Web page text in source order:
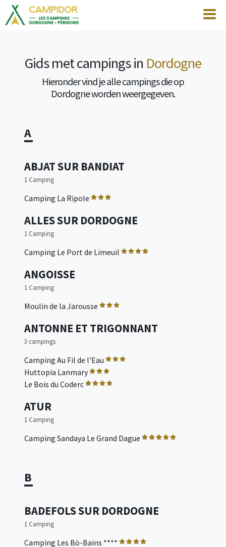
Gids met campings in Dordogne
Hieronder vind je alle campings die op
Dordogne worden weergegeven.
A
ABJAT SUR BANDIAT
1 Camping
Camping La Ripole
ALLES SUR DORDOGNE
1 Camping
Camping Le Port de Limeuil
ANGOISSE
1 Camping
Moulin de la Jarousse
ANTONNE ET TRIGONNANT
3 campings
Camping Au Fil de l'Eau
Huttopia Lanmary
Le Bois du Coderc
ATUR
1 Camping
Camping Sandaya Le Grand Dague
B
BADEFOLS SUR DORDOGNE
1 Camping
Camping Les Bö-Bains ****